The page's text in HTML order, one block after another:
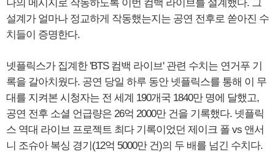
나의 메시지로 작동하도록 이번 컴백 라이브를 설계했다. 그
설계가 얼마나 정교하게 작동했는지는 공연 전후로 쏟아진 수
치들이 증명한다.
넷플릭스가 집계한 'BTS 컴백 라이브' 관련 수치는 연거푸 기
록을 갈아치웠다. 공연 당일 하루 동안 넷플릭스를 통해 이 무
대를 지켜본 시청자는 전 세계 190개국 1840만 명에 달했고,
공연 전후 소셜 언급량은 26억 2000만 건을 기록했다. 넷플릭
스 역대 라이브 프로젝트 최다 기록이었던 제이크 폴 vs 앤서
니 조슈아 복싱 경기(12억 5000만 건)의 두 배를 넘긴 수치다.